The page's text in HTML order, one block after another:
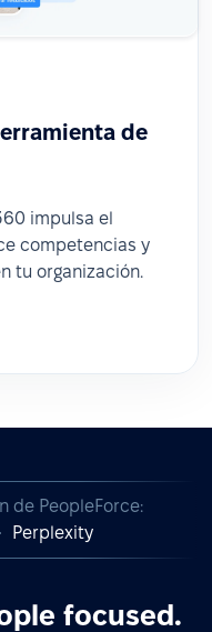
de
impulsa el
competencias y
tu organización.
de PeopleForce:
Perplexity
focused.